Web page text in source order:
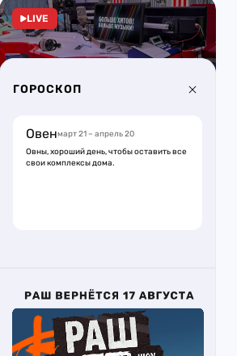
LIVE
ГОРОСКОП
Овенмарт 21 – апрель 20
Овны, хороший день, чтобы оставить все
свои комплексы дома.